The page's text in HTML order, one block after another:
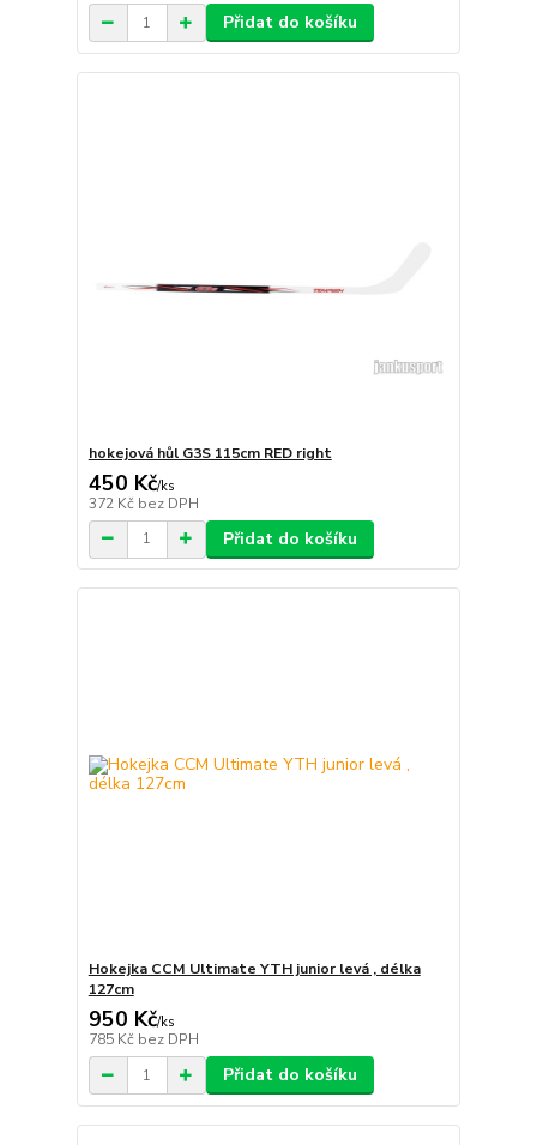
Přidat do košíku
hokejová hůl G3S 115cm RED right
450 Kč/ks
372 Kč bez DPH
Přidat do košíku
Hokejka CCM Ultimate YTH junior levá , délka
127cm
950 Kč/ks
785 Kč bez DPH
Přidat do košíku